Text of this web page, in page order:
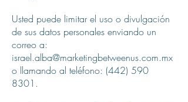
Usted puede limitar el uso o divulgación
de sus datos personales enviando un
correo a:
israel.alba@marketingbetweenus.com.mx
o llamando al teléfono: (442) 590
8301 .